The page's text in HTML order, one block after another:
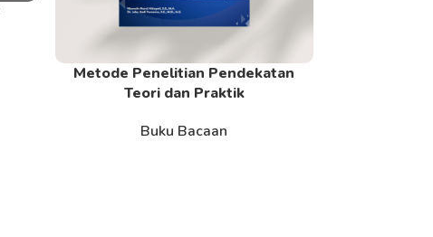
Read More
Metode Penelitian Pendekatan
Teori dan Praktik
Buku Bacaan